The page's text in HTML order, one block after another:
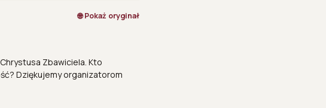
🌐 Pokaż oryginał
Zbawiciela. Kto
Dziękujemy organizatorom